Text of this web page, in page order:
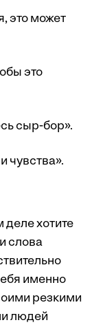
это может
это
сыр-бор».
чувства».
деле хотите
слова
именно
резкими
людей